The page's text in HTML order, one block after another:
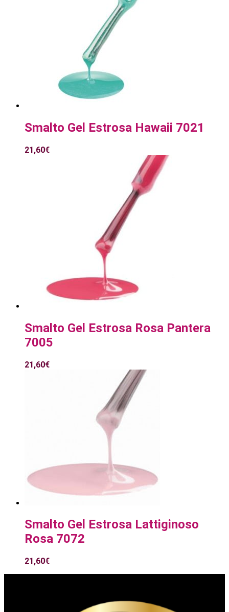
Smalto Gel Estrosa Hawaii 7021
21,60€
Smalto Gel Estrosa Rosa Pantera
7005
21,60€
Smalto Gel Estrosa Lattiginoso
Rosa 7072
21,60€